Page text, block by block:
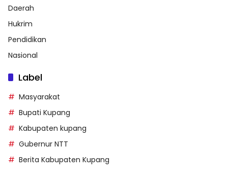
Daerah
Hukrim
Pendidikan
Nasional
Label
Masyarakat
Bupati Kupang
Kabupaten kupang
Gubernur NTT
Berita Kabupaten Kupang